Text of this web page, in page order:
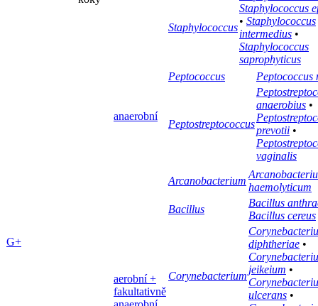
G+
Staphylococcus
Staphylococcus
• Staphylococcus
intermedius •
Staphylococcus
saprophyticus
anaerobní
Peptococcus Peptococcus
Peptostreptococcus
anaerobius •
prevotii •
vaginalis
aerobní +
fakultativně
Arcanobacterium
haemolyticum
Bacillus
Bacillus
Bacillus cereus
Corynebacterium
diphtheriae •
jeikeium •
ulcerans •